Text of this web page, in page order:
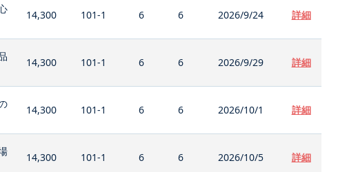
14,300 101-1 6 6 2026/9/24 詳細
14,300 101-1 6 6 2026/9/29 詳細
14,300 101-1 6 6 2026/10/1 詳細
14,300 101-1 6 6 2026/10/5 詳細